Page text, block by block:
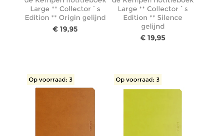
Large ** Collector´s
Edition ** Origin gelijnd
€ 19,95
Large ** Collector´s
Edition ** Silence
gelijnd
€ 19,95
Op voorraad: 3 Op voorraad: 3